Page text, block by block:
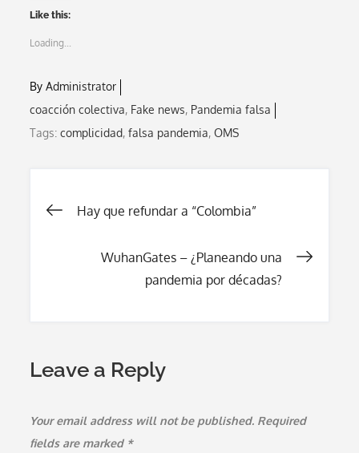
Like this:
Loading...
ByAdministrator
coacción colectiva Fake news Pandemia falsa
Tags:complicidad,falsa pandemia,OMS
Post
navigation
Hay que refundar a “Colombia”
WuhanGates – ¿Planeando una
pandemia por décadas?
Leave a Reply
Your email address will not be published. Required
fields are marked *